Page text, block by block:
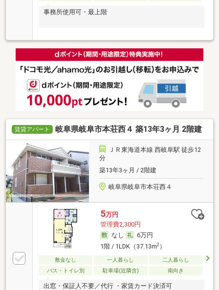
事務所使用可・最上階
賃貸アパート 岐阜県岐阜市本荘西４ 築13年3ヶ月 2階建
ＪＲ東海道本線 西岐阜駅 徒歩12
分
築13年3ヶ月 / 2階建
岐阜県岐阜市本荘西４
5万円
管理費2,300円
なし
6万円
1階 / 1LDK（37.13m2）
敷金なし 一人暮らし
二人暮らし
バス・トイレ別
駐車場(近隣含) 南向き
出窓・保証人不要／代行 ・家賃カード決済可